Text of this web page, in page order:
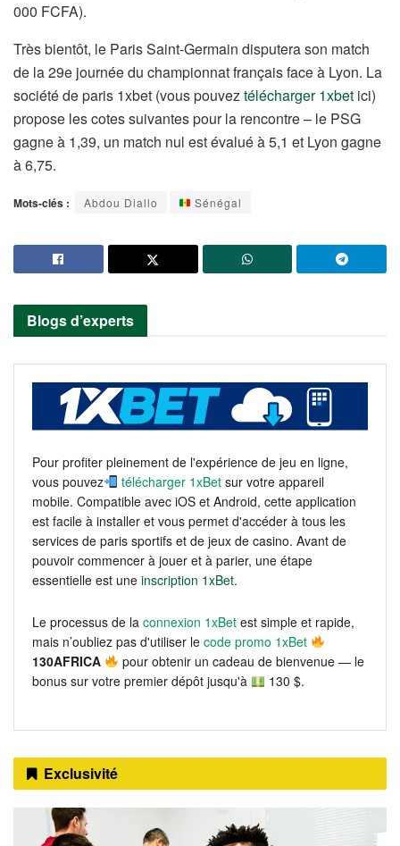
000 FCFA).
Très bientôt, le Paris Saint-Germain disputera son match
de la 29e journée du championnat français face à Lyon. La
société de paris 1xbet (vous pouveztélécharger 1xbet ici)
propose les cotes suivantes pour la rencontre – le PSG
gagne à 1,39, un match nul est évalué à 5,1 et Lyon gagne
à 6,75.
Mots-clés : Abdou Diallo Sénégal
Blogs d’experts
Pour profiter pleinement de l'expérience de jeu en ligne,
vous pouvez
télécharger 1xBet sur votre appareil
mobile. Compatible avec iOS et Android, cette application
est facile à installer et vous permet d'accéder à tous les
services de paris sportifs et de jeux de casino. Avant de
pouvoir commencer à jouer et à parier, une étape
essentielle est une inscription 1xBet.
Le processus de la connexion 1xBet est simple et rapide,
mais n’oubliez pas d'utiliser le code promo 1xBet
130AFRICA
pour obtenir un cadeau de bienvenue — le
bonus sur votre premier dépôt jusqu'à
130 $.
Exclusivité